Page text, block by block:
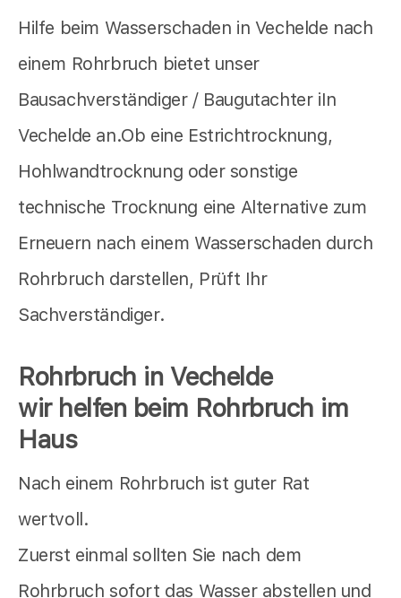
Hilfe beim Wasserschaden in Vechelde nach
einem Rohrbruch bietet unser
Bausachverständiger / Baugutachter iIn
Vechelde an.Ob eine Estrichtrocknung,
Hohlwandtrocknung oder sonstige
technische Trocknung eine Alternative zum
Erneuern nach einem Wasserschaden durch
Rohrbruch darstellen, Prüft Ihr
Sachverständiger.
Rohrbruch in Vechelde
wir helfen beim Rohrbruch im
Haus
Nach einem Rohrbruch ist guter Rat
wertvoll.
Zuerst einmal sollten Sie nach dem
Rohrbruch sofort das Wasser abstellen und